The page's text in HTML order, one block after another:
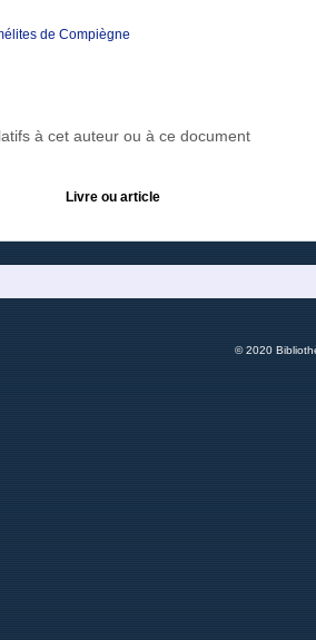
de Compiègne
à cet auteur ou à ce document
Livre ou article
© 2020